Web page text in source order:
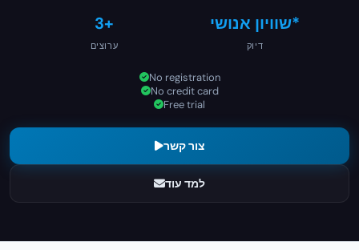
3+
ערוצים
שוויון אנושי*
דיוק
No registration
No credit card
Free trial
צור קשר
למד עוד